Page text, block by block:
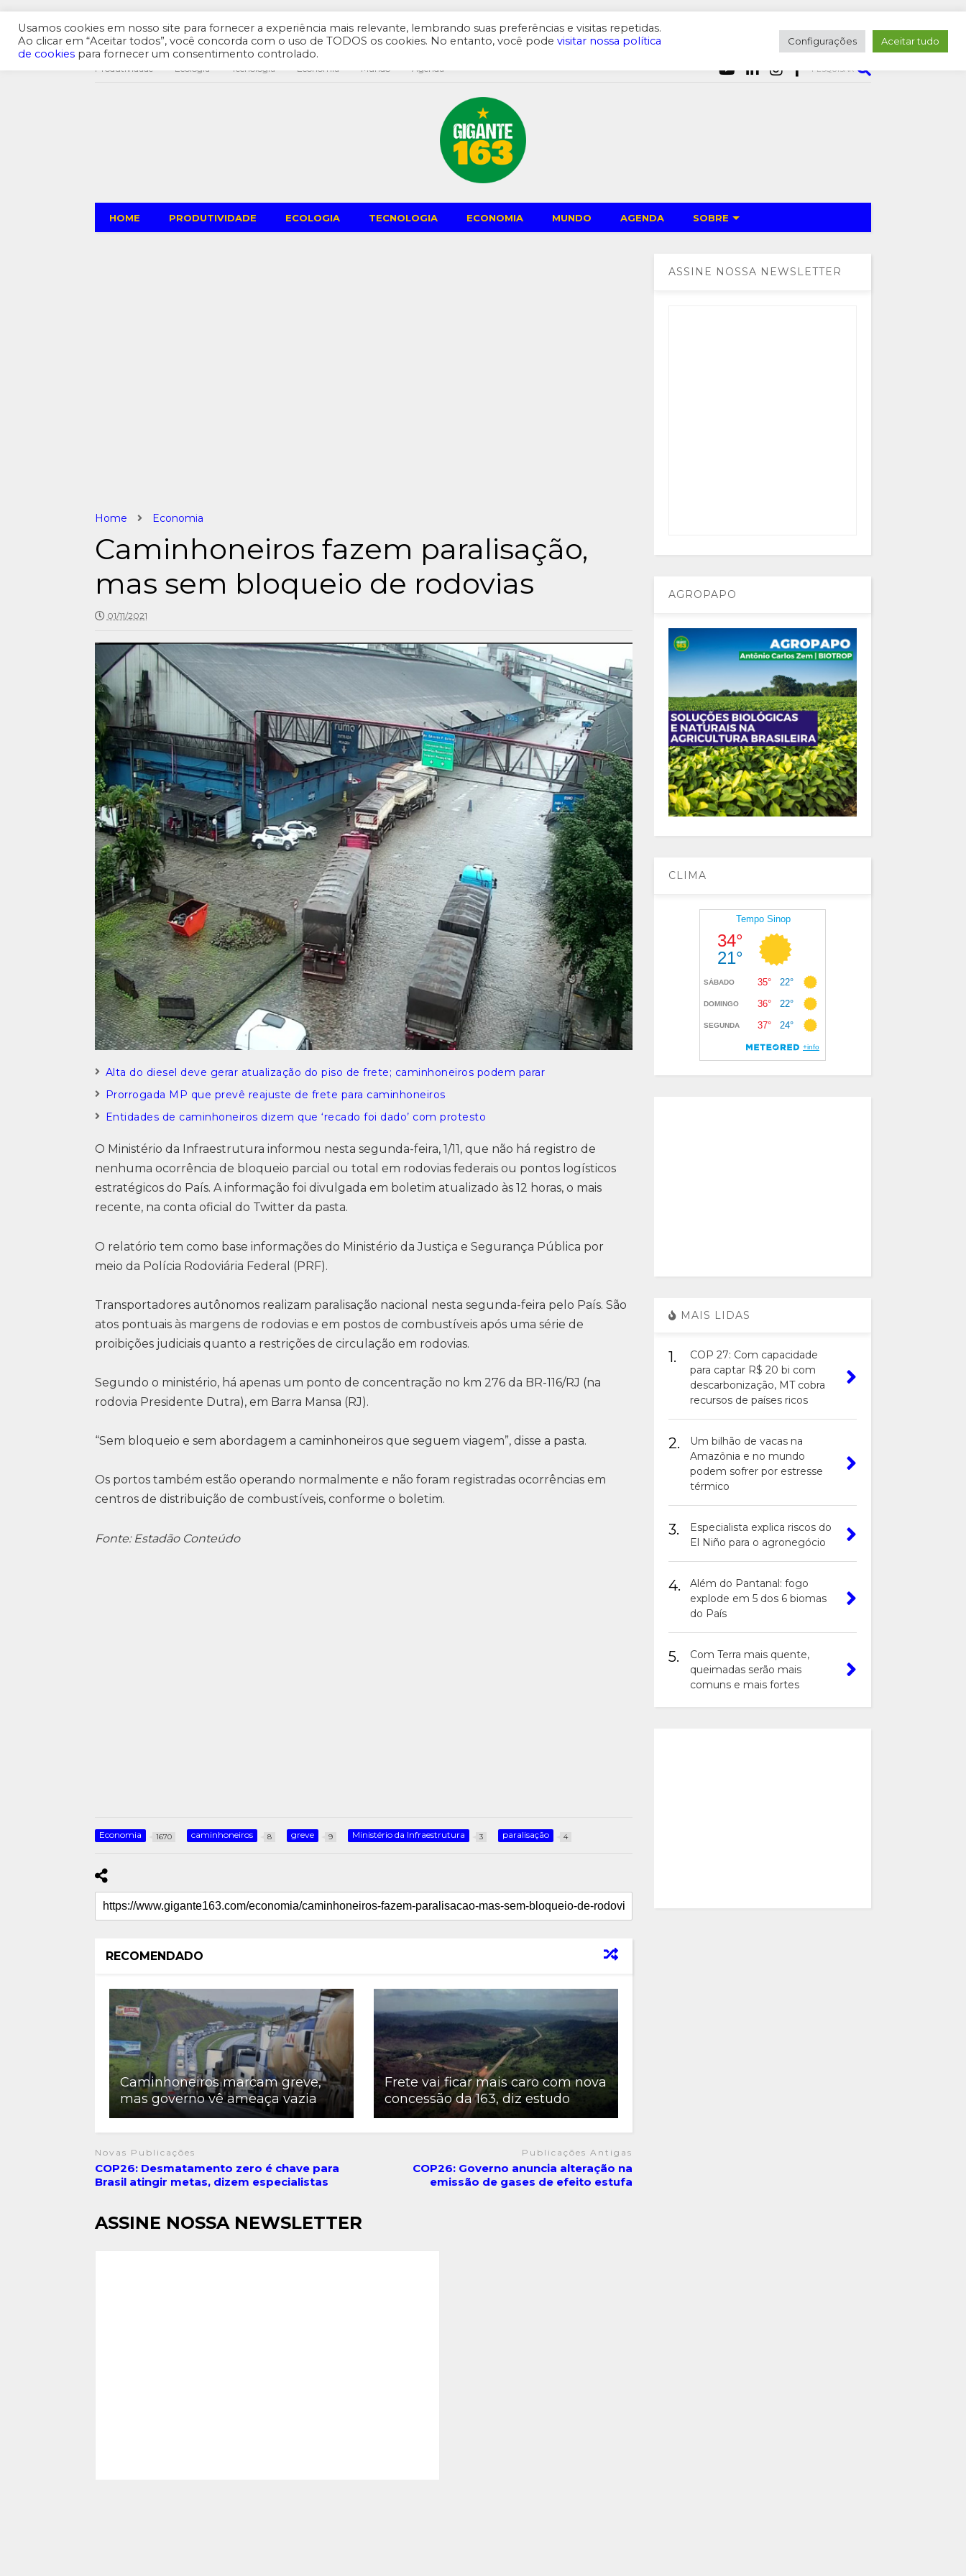
Produtividade Ecologia Tecnologia Economia Mundo Agenda PESQUISAR
HOME PRODUTIVIDADE ECOLOGIA TECNOLOGIA ECONOMIA MUNDO AGENDA SOBRE
Home Economia
Caminhoneiros fazem paralisação,
mas sem bloqueio de rodovias
01/11/2021
Alta do diesel deve gerar atualização do piso de frete; caminhoneiros podem parar
Prorrogada MP que prevê reajuste de frete para caminhoneiros
Entidades de caminhoneiros dizem que ‘recado foi dado’ com protesto
O Ministério da Infraestrutura informou nesta segunda-feira, 1/11, que não há registro de
nenhuma ocorrência de bloqueio parcial ou total em rodovias federais ou pontos logísticos
estratégicos do País. A informação foi divulgada em boletim atualizado às 12 horas, o mais
recente, na conta oficial do Twitter da pasta.
O relatório tem como base informações do Ministério da Justiça e Segurança Pública por
meio da Polícia Rodoviária Federal (PRF).
Transportadores autônomos realizam paralisação nacional nesta segunda-feira pelo País. São
atos pontuais às margens de rodovias e em postos de combustíveis após uma série de
proibições judiciais quanto a restrições de circulação em rodovias.
Segundo o ministério, há apenas um ponto de concentração no km 276 da BR-116/RJ (na
rodovia Presidente Dutra), em Barra Mansa (RJ).
“Sem bloqueio e sem abordagem a caminhoneiros que seguem viagem”, disse a pasta.
Os portos também estão operando normalmente e não foram registradas ocorrências em
centros de distribuição de combustíveis, conforme o boletim.
Fonte: Estadão Conteúdo
Economia 1670 caminhoneiros 8 greve 9 Ministério da Infraestrutura 3 paralisação 4
RECOMENDADO
Caminhoneiros marcam greve,
mas governo vê ameaça vazia
Frete vai ficar mais caro com nova
concessão da 163, diz estudo
Novas Publicações
COP26: Desmatamento zero é chave para
Brasil atingir metas, dizem especialistas
Publicações Antigas
COP26: Governo anuncia alteração na
emissão de gases de efeito estufa
ASSINE NOSSA NEWSLETTER
ASSINE NOSSA NEWSLETTER
AGROPAPO
CLIMA
MAIS LIDAS
1.
COP 27: Com capacidade
para captar R$ 20 bi com
descarbonização, MT cobra
recursos de países ricos
2.
Um bilhão de vacas na
Amazônia e no mundo
podem sofrer por estresse
térmico
3.
Especialista explica riscos do
El Niño para o agronegócio
4.
Além do Pantanal: fogo
explode em 5 dos 6 biomas
do País
5.
Com Terra mais quente,
queimadas serão mais
comuns e mais fortes
Usamos cookies em nosso site para fornecer a experiência mais relevante, lembrando suas preferências e visitas repetidas.
Ao clicar em “Aceitar todos”, você concorda com o uso de TODOS os cookies. No entanto, você pode visitar nossa política
de cookies para fornecer um consentimento controlado.
Configurações Aceitar tudo